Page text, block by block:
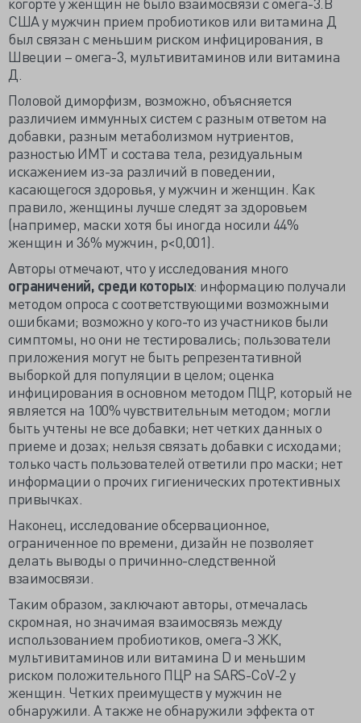
США у мужчин прием пробиотиков или витамина Д
был связан с меньшим риском инфицирования, в
Швеции – омега-3, мультивитаминов или витамина
Д.
Половой диморфизм, возможно, объясняется
различием иммунных систем с разным ответом на
добавки, разным метаболизмом нутриентов,
разностью ИМТ и состава тела, резидуальным
искажением из-за различий в поведении,
касающегося здоровья, у мужчин и женщин. Как
правило, женщины лучше следят за здоровьем
(например, маски хотя бы иногда носили 44%
женщин и 36% мужчин, р<0,001).
Авторы отмечают, что у исследования много
ограничений, среди которых: информацию получали
методом опроса с соответствующими возможными
ошибками; возможно у кого-то из участников были
симптомы, но они не тестировались; пользователи
приложения могут не быть репрезентативной
выборкой для популяции в целом; оценка
инфицирования в основном методом ПЦР, который не
является на 100% чувствительным методом; могли
быть учтены не все добавки; нет четких данных о
приеме и дозах; нельзя связать добавки с исходами;
только часть пользователей ответили про маски; нет
информации о прочих гигиенических протективных
привычках.
Наконец, исследование обсервационное,
ограниченное по времени, дизайн не позволяет
делать выводы о причинно-следственной
взаимосвязи.
Таким образом, заключают авторы, отмечалась
скромная, но значимая взаимосвязь между
использованием пробиотиков, омега-3 ЖК,
мультивитаминов или витамина D и меньшим
риском положительного ПЦР на SARS-CoV-2 у
женщин. Четких преимуществ у мужчин не
обнаружили. А также не обнаружили эффекта от